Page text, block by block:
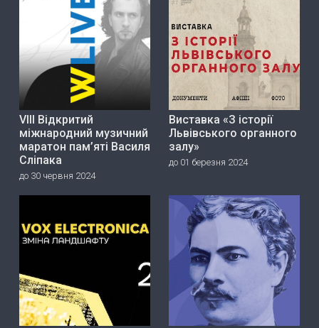
VIII Відкритий
міжнародний музичний
маратон пам’яті Василя
Сліпака
до 30 червня 2024
Виставка «З історії
Львівського органного
залу»
до 01 березня 2024